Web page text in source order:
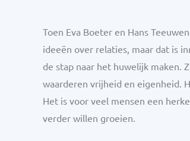
Toen Eva Boeter en Hans
ideeën over relaties, maar dat is
de stap naar het huwelijk maken.
waarderen vrijheid en eigenheid.
Het is voor veel mensen een
verder willen groeien.